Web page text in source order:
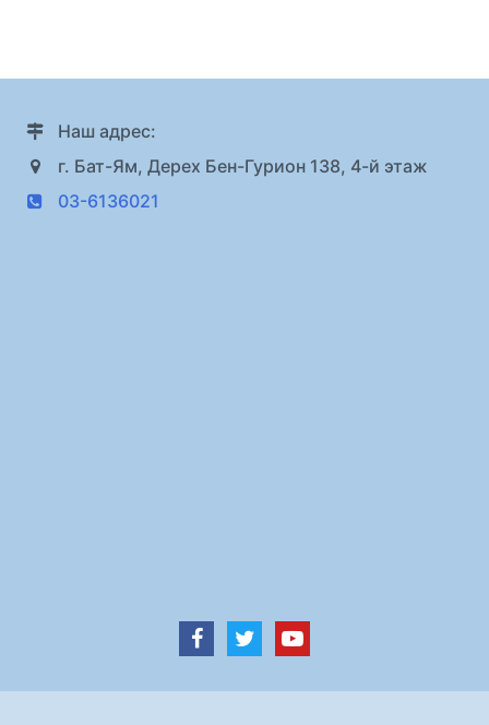
Наш адрес:
г. Бат-Ям, Дерех Бен-Гурион 138, 4-й этаж
03-6136021